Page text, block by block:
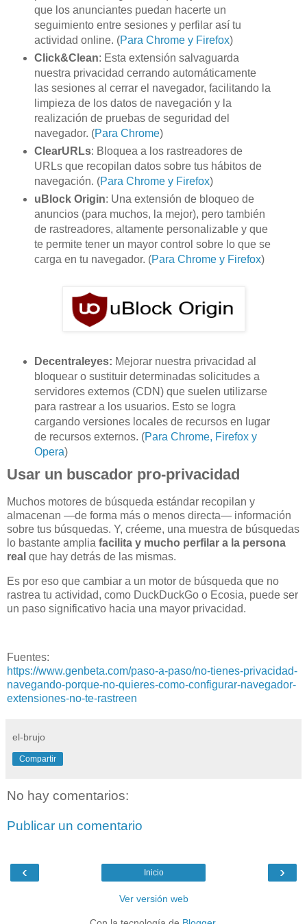
que los anunciantes puedan hacerte un
seguimiento entre sesiones y perfilar así tu
actividad online. (Para Chrome y Firefox)
Click&Clean: Esta extensión salvaguarda
nuestra privacidad cerrando automáticamente
las sesiones al cerrar el navegador, facilitando la
limpieza de los datos de navegación y la
realización de pruebas de seguridad del
navegador. (Para Chrome)
ClearURLs: Bloquea a los rastreadores de
URLs que recopilan datos sobre tus hábitos de
navegación. (Para Chrome y Firefox)
uBlock Origin: Una extensión de bloqueo de
anuncios (para muchos, la mejor), pero también
de rastreadores, altamente personalizable y que
te permite tener un mayor control sobre lo que se
carga en tu navegador. (Para Chrome y Firefox)
Decentraleyes: Mejorar nuestra privacidad al
bloquear o sustituir determinadas solicitudes a
servidores externos (CDN) que suelen utilizarse
para rastrear a los usuarios. Esto se logra
cargando versiones locales de recursos en lugar
de recursos externos. (Para Chrome, Firefox y
Opera)
Usar un buscador pro-privacidad
Muchos motores de búsqueda estándar recopilan y
almacenan —de forma más o menos directa— información
sobre tus búsquedas. Y, créeme, una muestra de búsquedas
lo bastante amplia facilita y mucho perfilar a la persona
real que hay detrás de las mismas.
Es por eso que cambiar a un motor de búsqueda que no
rastrea tu actividad, como DuckDuckGo o Ecosia, puede ser
un paso significativo hacia una mayor privacidad.
Fuentes:
https://www.genbeta.com/paso-a-paso/no-tienes-privacidad-
navegando-porque-no-quieres-como-configurar-navegador-
extensiones-no-te-rastreen
el-brujo
Compartir
No hay comentarios:
Publicar un comentario
‹ ›
Inicio
Ver versión web